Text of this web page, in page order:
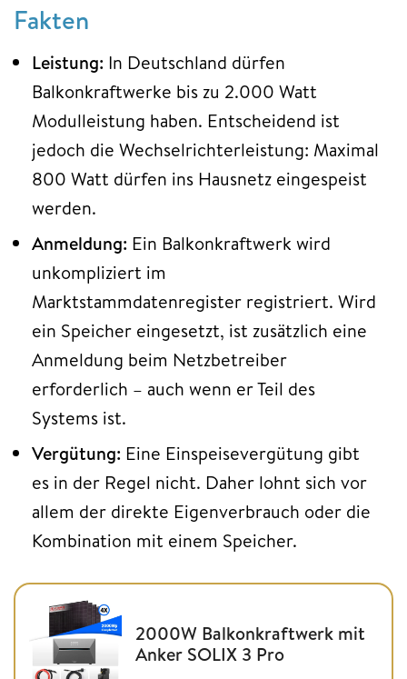
Fakten
Leistung: In Deutschland dürfen
Balkonkraftwerke bis zu 2.000 Watt
Modulleistung haben. Entscheidend ist
jedoch die Wechselrichterleistung: Maximal
800 Watt dürfen ins Hausnetz eingespeist
werden.
Anmeldung: Ein Balkonkraftwerk wird
unkompliziert im
Marktstammdatenregister registriert. Wird
ein Speicher eingesetzt, ist zusätzlich eine
Anmeldung beim Netzbetreiber
erforderlich – auch wenn er Teil des
Systems ist.
Vergütung: Eine Einspeisevergütung gibt
es in der Regel nicht. Daher lohnt sich vor
allem der direkte Eigenverbrauch oder die
Kombination mit einem Speicher.
2000W Balkonkraftwerk mit
Anker SOLIX 3 Pro